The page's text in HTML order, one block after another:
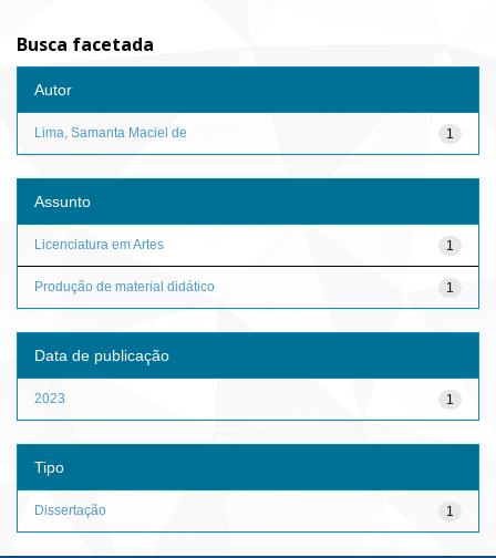
Busca facetada
Autor
1
Lima, Samanta Maciel de
Assunto
1
Licenciatura em Artes
1
Produção de material didático
Data de publicação
1
2023
Tipo
1
Dissertação